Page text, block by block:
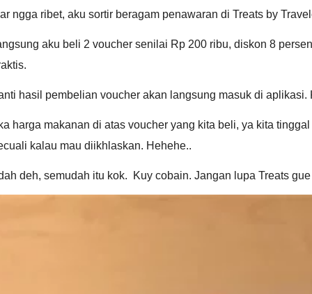
ngga ribet, aku sortir beragam penawaran di Treats by
aku beli 2 voucher senilai Rp 200 ribu, diskon 8
hasil pembelian voucher akan langsung masuk di
harga makanan di atas voucher yang kita beli, ya kita
kalau mau diikhlaskan. Hehehe..
deh, semudah itu kok. Kuy cobain. Jangan lupa Treats gue